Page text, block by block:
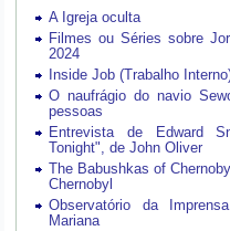
A Igreja oculta
Filmes ou Séries sobre
2024
Inside Job (Trabalho
O naufrágio do navio
pessoas
Entrevista de Edward
Tonight", de John Oliver
The Babushkas of
Chernobyl
Observatório da
Mariana